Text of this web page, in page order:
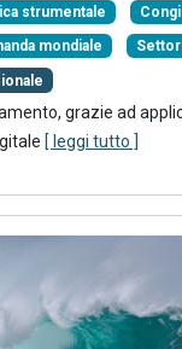
strumentale
mondiale
grazie ad
[ leggi tutto ]